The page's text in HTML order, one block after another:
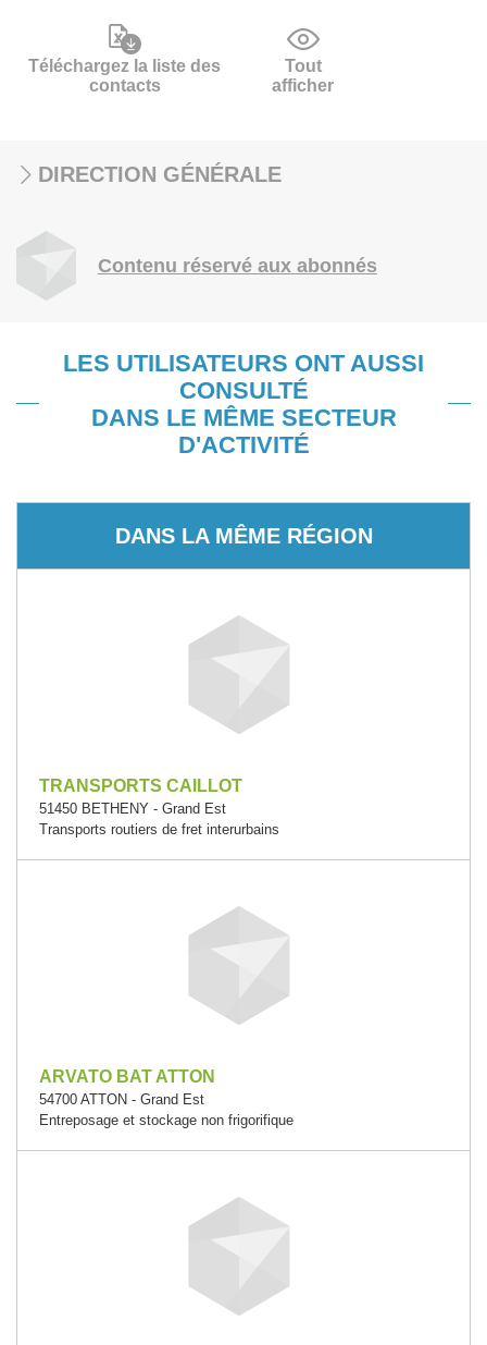
Téléchargez la liste des
contacts
Tout
afficher
DIRECTION GÉNÉRALE
Contenu réservé aux abonnés
LES UTILISATEURS ONT AUSSI
CONSULTÉ
DANS LE MÊME SECTEUR
D'ACTIVITÉ
DANS LA MÊME RÉGION
TRANSPORTS CAILLOT
51450 BETHENY - Grand Est
Transports routiers de fret interurbains
ARVATO BAT ATTON
54700 ATTON - Grand Est
Entreposage et stockage non frigorifique